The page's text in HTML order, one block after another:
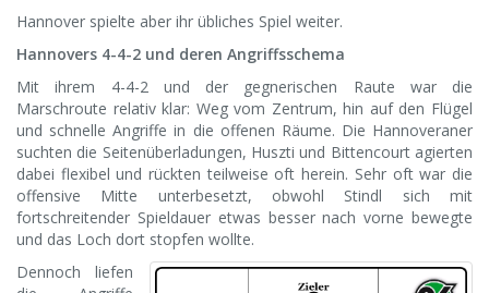
Hannover spielte aber ihr übliches Spiel weiter.
Hannovers 4-4-2 und deren Angriffsschema
Mit ihrem 4-4-2 und der gegnerischen Raute war die
Marschroute relativ klar: Weg vom Zentrum, hin auf den Flügel
und schnelle Angriffe in die offenen Räume. Die Hannoveraner
suchten die Seitenüberladungen, Huszti und Bittencourt agierten
dabei flexibel und rückten teilweise oft herein. Sehr oft war die
offensive Mitte unterbesetzt, obwohl Stindl sich mit
fortschreitender Spieldauer etwas besser nach vorne bewegte
und das Loch dort stopfen wollte.
Dennoch liefen